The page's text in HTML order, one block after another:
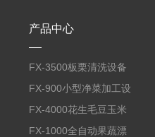
产品中心
FX-3500板栗清洗设备
全自动气泡清洗机
FX-900小型净菜加工设
备野菜清洗机
FX-4000花生毛豆玉米
蒸煮漂烫机
FX-1000全自动果蔬漂